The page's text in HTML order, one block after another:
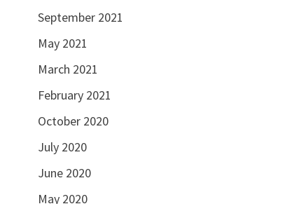
September 2021
May 2021
March 2021
February 2021
October 2020
July 2020
June 2020
May 2020